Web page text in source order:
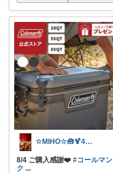
☆MIHO☆🧰🍹4日感謝🍀
8/4 ご購入感謝❤️ #コールマン
ク ...